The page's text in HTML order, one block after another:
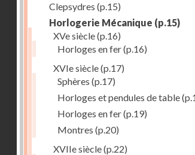
Clepsydres (p.15)
Horlogerie Mécanique (p.15)
XVe siècle(p.16)
Horloges en fer(p.16)
XVIe siècle(p.17)
Sphères (p.17)
Horloges et pendules de table
Horloges en fer(p.19)
Montres (p.20)
XVIIe siècle(p.22)